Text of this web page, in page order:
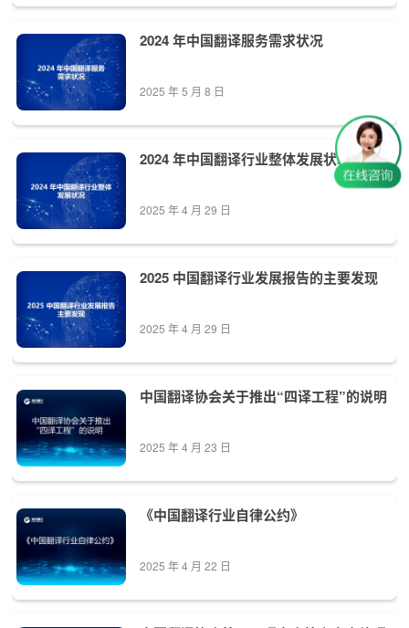
2024 年中国翻译服务需求状况
2025 年 5 月 8 日
2024 年中国翻译行业整体发展状况
2025 年 4 月 29 日
2025 中国翻译行业发展报告的主要发现
2025 年 4 月 29 日
中国翻译协会关于推出“四译工程”的说明
2025 年 4 月 23 日
《中国翻译行业自律公约》
2025 年 4 月 22 日